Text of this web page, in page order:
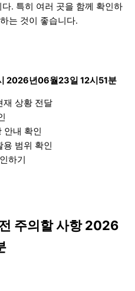
. 특히 여러 곳을 함께 확인하
는 것이 좋습니다.
2026년06월23일 12시51분
재 상황 전달
안내 확인
용 범위 확인
하기
주의할 사항 2026